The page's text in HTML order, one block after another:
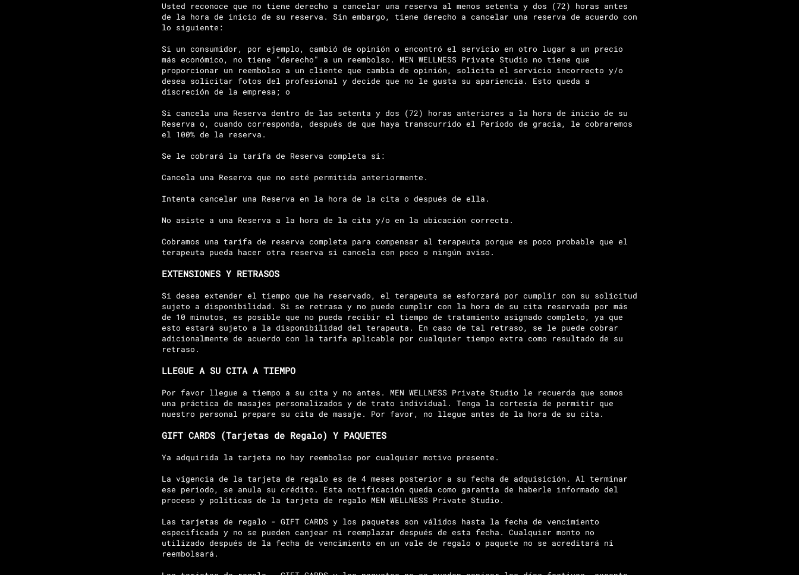
Usted reconoce que no tiene derecho a cancelar una reserva al menos setenta y dos (72) horas antes
de la hora de inicio de su reserva. Sin embargo, tiene derecho a cancelar una reserva de acuerdo con
lo siguiente:
Si un consumidor, por ejemplo, cambió de opinión o encontró el servicio en otro lugar a un precio
más económico, no tiene "derecho" a un reembolso. MEN WELLNESS Private Studio no tiene que
proporcionar un reembolso a un cliente que cambia de opinión, solicita el servicio incorrecto y/o
desea solicitar fotos del profesional y decide que no le gusta su apariencia. Esto queda a
discreción de la empresa; o
Si cancela una Reserva dentro de las setenta y dos (72) horas anteriores a la hora de inicio de su
Reserva o, cuando corresponda, después de que haya transcurrido el Período de gracia, le cobraremos
el 100% de la reserva.
Se le cobrará la tarifa de Reserva completa si:
Cancela una Reserva que no esté permitida anteriormente.
Intenta cancelar una Reserva en la hora de la cita o después de ella.
No asiste a una Reserva a la hora de la cita y/o en la ubicación correcta.
Cobramos una tarifa de reserva completa para compensar al terapeuta porque es poco probable que el
terapeuta pueda hacer otra reserva si cancela con poco o ningún aviso.
EXTENSIONES Y RETRASOS
Si desea extender el tiempo que ha reservado, el terapeuta se esforzará por cumplir con su solicitud
sujeto a disponibilidad. Si se retrasa y no puede cumplir con la hora de su cita reservada por más
de 10 minutos, es posible que no pueda recibir el tiempo de tratamiento asignado completo, ya que
esto estará sujeto a la disponibilidad del terapeuta. En caso de tal retraso, se le puede cobrar
adicionalmente de acuerdo con la tarifa aplicable por cualquier tiempo extra como resultado de su
retraso.
LLEGUE A SU CITA A TIEMPO
Por favor llegue a tiempo a su cita y no antes. MEN WELLNESS Private Studio le recuerda que somos
una práctica de masajes personalizados y de trato individual. Tenga la cortesía de permitir que
nuestro personal prepare su cita de masaje. Por favor, no llegue antes de la hora de su cita.
GIFT CARDS (Tarjetas de Regalo) Y PAQUETES
Ya adquirida la tarjeta no hay reembolso por cualquier motivo presente.
La vigencia de la tarjeta de regalo es de 4 meses posterior a su fecha de adquisición. Al terminar
ese periodo, se anula su crédito. Esta notificación queda como garantía de haberle informado del
proceso y políticas de la tarjeta de regalo MEN WELLNESS Private Studio.
Las tarjetas de regalo - GIFT CARDS y los paquetes son válidos hasta la fecha de vencimiento
especificada y no se pueden canjear ni reemplazar después de esta fecha. Cualquier monto no
utilizado después de la fecha de vencimiento en un vale de regalo o paquete no se acreditará ni
reembolsará.